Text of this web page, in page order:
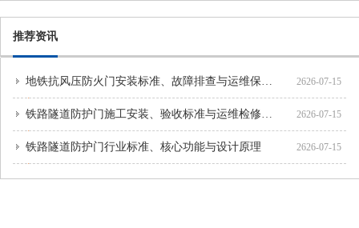
推荐资讯
地铁抗风压防火门安装标准、故障排查与运维保养方案 2626-07-15
铁路隧道防护门施工安装、验收标准与运维检修规范 2626-07-15
铁路隧道防护门行业标准、核心功能与设计原理 2626-07-15